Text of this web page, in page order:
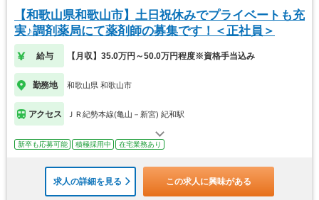
【和歌山県和歌山市】土日祝休みでプライベートも充
実♪調剤薬局にて薬剤師の募集です！＜正社員＞
給与 【月収】35.0万円～50.0万円程度※資格手当込み
勤務地 和歌山県 和歌山市
アクセス ＪＲ紀勢本線(亀山－新宮) 紀和駅
新卒も応募可能 積極採用中 在宅業務あり
求人の詳細を見る この求人に興味がある